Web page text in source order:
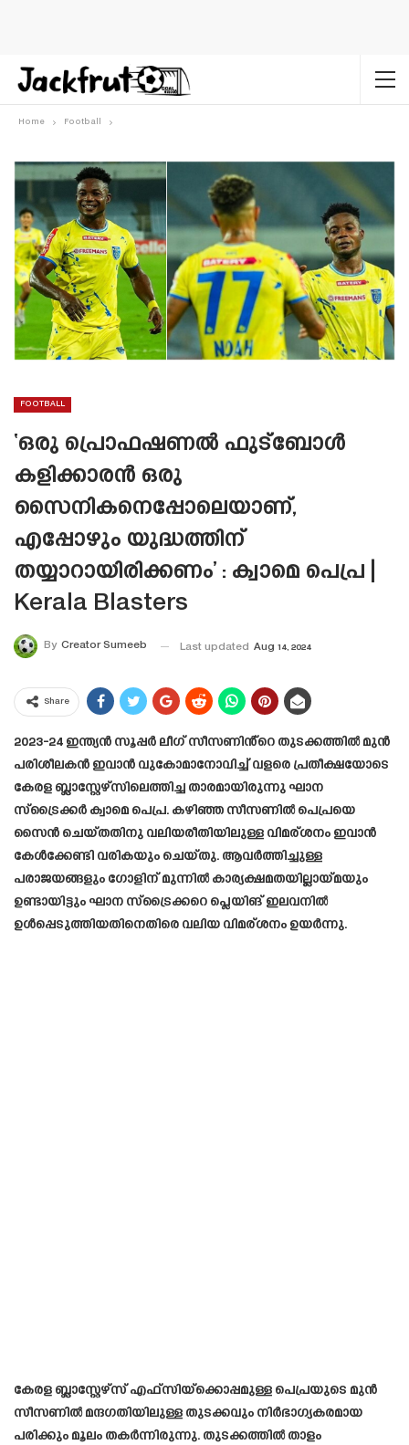
Home Football
FOOTBALL
‘ഒരു പ്രൊഫഷണൽ ഫുട്ബോൾ
കളിക്കാരൻ ഒരു
സൈനികനെപ്പോലെയാണ്,
എപ്പോഴും യുദ്ധത്തിന്
തയ്യാറായിരിക്കണം’ : ക്വാമെ പെപ്ര |
Kerala Blasters
By Creator Sumeeb Last updated Aug 14, 2024
Share
2023-24 ഇന്ത്യൻ സൂപ്പർ ലീഗ് സീസണിൻ്റെ തുടക്കത്തിൽ മുൻ
പരിശീലകൻ ഇവാൻ വുകോമാനോവിച്ച് വളരെ പ്രതീക്ഷയോടെ
കേരള ബ്ലാസ്റ്റേഴ്സിലെത്തിച്ച താരമായിരുന്നു ഘാന
സ്‌ട്രൈക്കർ ക്വാമെ പെപ്ര. കഴിഞ്ഞ സീസണിൽ പെപ്രയെ
സൈൻ ചെയ്തതിനു വലിയരീതിയിലുള്ള വിമര്ശനം ഇവാൻ
കേൾക്കേണ്ടി വരികയും ചെയ്തു. ആവർത്തിച്ചുള്ള
പരാജയങ്ങളും ഗോളിന് മുന്നിൽ കാര്യക്ഷമതയില്ലായ്മയും
ഉണ്ടായിട്ടും ഘാന സ്ട്രൈക്കറെ പ്ലെയിങ് ഇലവനിൽ
ഉൾപ്പെടുത്തിയതിനെതിരെ വലിയ വിമര്ശനം ഉയർന്നു.
കേരള ബ്ലാസ്റ്റേഴ്‌സ് എഫ്‌സിയ്‌ക്കൊപ്പമുള്ള പെപ്രയുടെ മുൻ
സീസണിൽ മന്ദഗതിയിലുള്ള തുടക്കവും നിർഭാഗ്യകരമായ
പരിക്കും മൂലം തകർന്നിരുന്നു. തുടക്കത്തിൽ താളം